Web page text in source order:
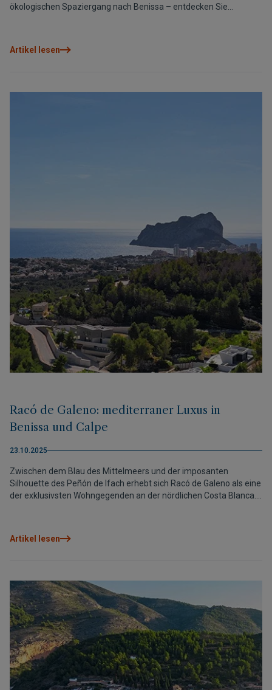
ökologischen Spaziergang nach Benissa – entdecken Sie
Allure Calpe Luxury Urban Resort zu entspannen.
Artikel lesen
Racó de Galeno: mediterraner Luxus in
Benissa und Calpe
23.10.2025
Zwischen dem Blau des Mittelmeers und der imposanten
Silhouette des Peñón de Ifach erhebt sich Racó de Galeno als eine
der exklusivsten Wohngegenden an der nördlichen Costa Blanca.
maßgeschneiderten, individuell gestalteten Zuhause.
Artikel lesen